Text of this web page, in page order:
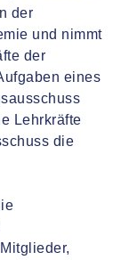
der
und nimmt
der
eines
Lehrkräfte
die